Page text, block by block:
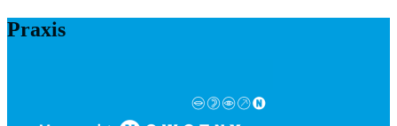
Praxis